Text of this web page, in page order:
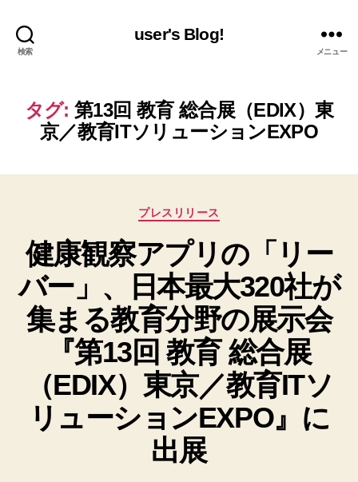
検索
user's Blog!
メニュー
タグ: 第13回 教育 総合展（EDIX）東
京／教育ITソリューションEXPO
カ
ゴ
リ
ー
プレスリリース
健康観察アプリの「リー
バー」、日本最大320社が
集まる教育分野の展示会
『第13回 教育 総合展
（EDIX）東京／教育ITソ
リューションEXPO』に
出展